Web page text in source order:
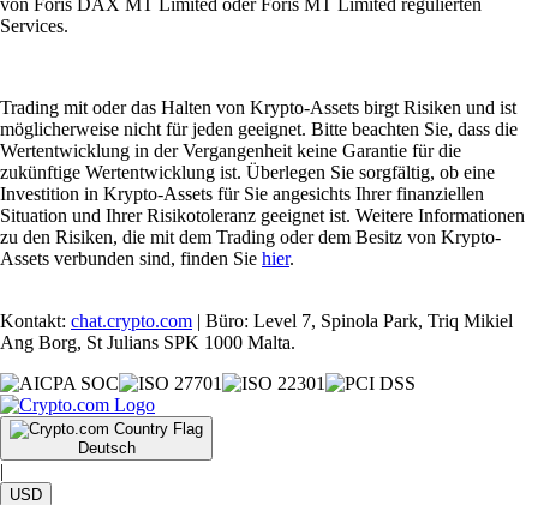
Services.
Trading mit oder das Halten von Krypto-Assets birgt Risiken und ist
möglicherweise nicht für jeden geeignet. Bitte beachten Sie, dass die
Wertentwicklung in der Vergangenheit keine Garantie für die
zukünftige Wertentwicklung ist. Überlegen Sie sorgfältig, ob eine
Investition in Krypto-Assets für Sie angesichts Ihrer finanziellen
Situation und Ihrer Risikotoleranz geeignet ist. Weitere Informationen
zu den Risiken, die mit dem Trading oder dem Besitz von Krypto-
Assets verbunden sind, finden Sie hier.
Kontakt: chat.crypto.com | Büro: Level 7, Spinola Park, Triq Mikiel
Ang Borg, St Julians SPK 1000 Malta.
Deutsch
|
USD